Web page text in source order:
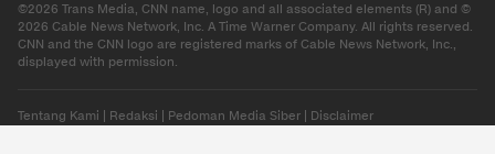
©2026 Trans Media, CNN name, logo and all associated elements (R) and ©
2026 Cable News Network, Inc. A Time Warner Company. All rights reserved.
CNN and the CNN logo are registered marks of Cable News Network, Inc.,
displayed with permission.
Tentang Kami Redaksi Pedoman Media Siber Disclaimer